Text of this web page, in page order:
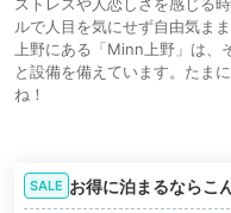
ストレスや人恋しさを感じる
ルで人目を気にせず自由気ま
上野にある「Minn上野」は、
と設備を備えています。たま
ね！
SALE お得に泊まるならこ